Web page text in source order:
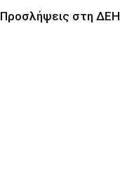
Προσλήψεις στη ΔΕΗ